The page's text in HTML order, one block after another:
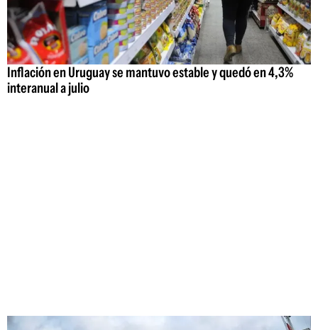
Inflación en Uruguay se mantuvo estable y quedó en 4,3%
interanual a julio